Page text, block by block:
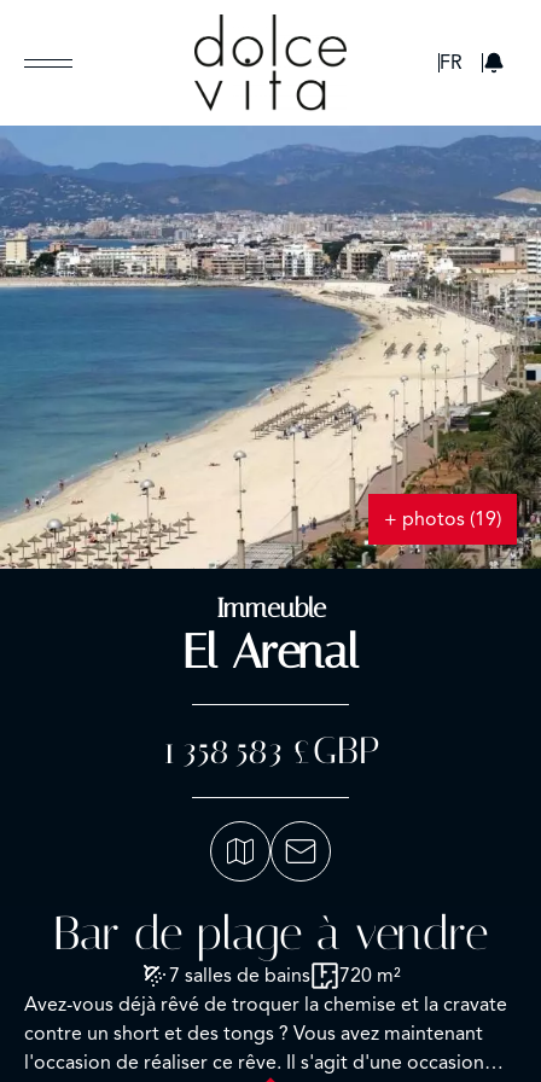
FR
+ photos (19)
Immeuble
El Arenal
1 358 583 £GBP
Bar de plage à vendre
7 salles de bains
720 m²
Avez-vous déjà rêvé de troquer la chemise et la cravate
contre un short et des tongs ? Vous avez maintenant
l'occasion de réaliser ce rêve. Il s'agit d'une occasion